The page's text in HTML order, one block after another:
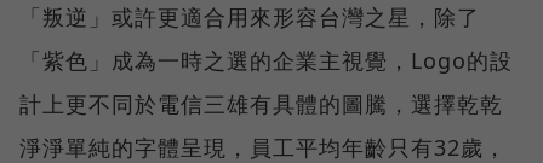
「叛逆」或許更適合用來形容台灣之星，除了
「紫色」成為一時之選的企業主視覺，Logo的設
計上更不同於電信三雄有具體的圖騰，選擇乾乾
淨淨單純的字體呈現，員工平均年齡只有32歲，